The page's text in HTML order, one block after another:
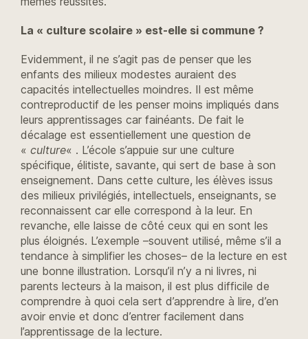
La « culture scolaire » est-elle si commune ?
Evidemment, il ne s’agit pas de penser que les
enfants des milieux modestes auraient des
capacités intellectuelles moindres. Il est même
contreproductif de les penser moins impliqués dans
leurs apprentissages car fainéants. De fait le
décalage est essentiellement une question de
« culture« . L’école s’appuie sur une culture
spécifique, élitiste, savante, qui sert de base à son
enseignement. Dans cette culture, les élèves issus
des milieux privilégiés, intellectuels, enseignants, se
reconnaissent car elle correspond à la leur. En
revanche, elle laisse de côté ceux qui en sont les
plus éloignés. L’exemple –souvent utilisé, même s’il a
tendance à simplifier les choses– de la lecture en est
une bonne illustration. Lorsqu’il n’y a ni livres, ni
parents lecteurs à la maison, il est plus difficile de
comprendre à quoi cela sert d’apprendre à lire, d’en
avoir envie et donc d’entrer facilement dans
l’apprentissage de la lecture.